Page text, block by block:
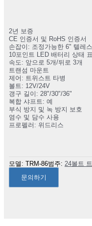
2년 보증
CE 인증서 및 RoHS 인증서
손잡이: 조정가능한 6" 텔레
10포인트 LED 배터리 상태
속도: 앞으로 5개/뒤로 3개
트랜섬 마운트
제어: 트위스트 타병
볼트: 12V/24V
갱구 길이: 28"/30"/36"
복합 샤프트: 예
부식 방지 및 녹 방지 보호
염수 및 담수 사용
프로펠러: 위드리스
모델: TRM-86범주: 24볼트
문의하기